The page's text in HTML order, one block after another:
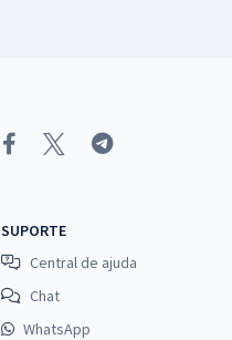
SUPORTE
Central de ajuda
Chat
WhatsApp